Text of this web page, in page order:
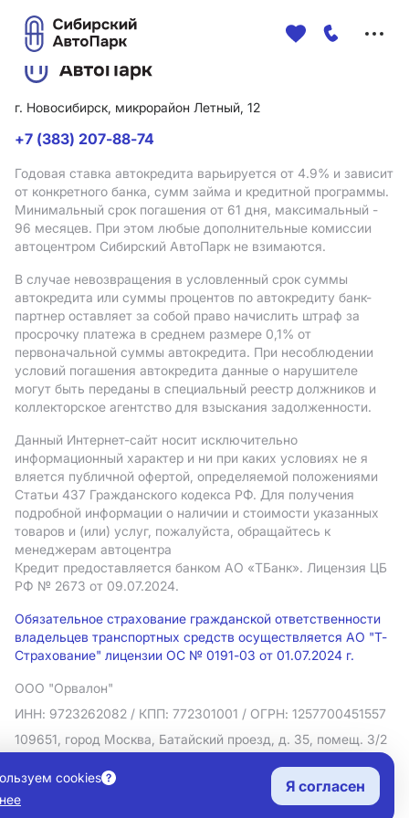
г. Новосибирск, микрорайон Летный, 12
+7 (383) 207-88-74
Годовая ставка автокредита варьируется от 4.9% и зависит
от конкретного банка, сумм займа и кредитной программы.
Минимальный срок погашения от 61 дня, максимальный -
96 месяцев. При этом любые дополнительные комиссии
автоцентром Сибирский АвтоПарк не взимаются.
В случае невозвращения в условленный срок суммы
автокредита или суммы процентов по автокредиту банк-
партнер оставляет за собой право начислить штраф за
просрочку платежа в среднем размере 0,1% от
первоначальной суммы автокредита. При несоблюдении
условий погашения автокредита данные о нарушителе
могут быть переданы в специальный реестр должников и
коллекторское агентство для взыскания задолженности.
Данный Интернет-сайт носит исключительно
информационный характер и ни при каких условиях не я
вляется публичной офертой, определяемой положениями
Статьи 437 Гражданского кодекса РФ. Для получения
подробной информации о наличии и стоимости указанных
товаров и (или) услуг, пожалуйста, обращайтесь к
менеджерам автоцентра
Кредит предоставляется банком АO «ТБанк». Лицензия ЦБ
РФ № 2673 от 09.07.2024.
Обязательное страхование гражданской ответственности
владельцев транспортных средств осуществляется АО "Т-
Страхование" лицензии ОС № 0191-03 от 01.07.2024 г.
ООО "Орвалон"
ИНН: 9723262082 / КПП: 772301001 / ОГРН: 1257700451557
109651, город Москва, Батайский проезд, д. 35, помещ. 3/2
Политика в отношении обработки персональных данных
Согласие на рекламную рассылку
Правовая информация
cookies
Я согласен